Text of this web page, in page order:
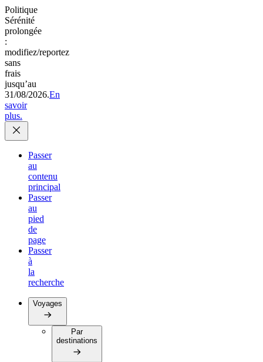
Politique
Sérénité
prolongée
:
modifiez/reportez
sans
frais
jusqu’au
31/08/2026.En
savoir
plus.
Passer
au
contenu
principal
Passer
au
pied
de
page
Passer
à
la
recherche
Voyages
Par
destinations